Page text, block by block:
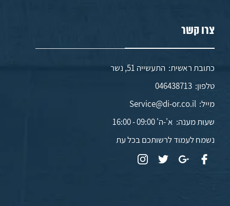
צרו קשר
כתובת ראשית: התעשייה 51, נשר
טלפון:046438713
מייל:Service@di-or.co.il
שעות מענה: א'-ה' 09:00 - 16:00
נשמח לעמוד לרשותכם בכל עת